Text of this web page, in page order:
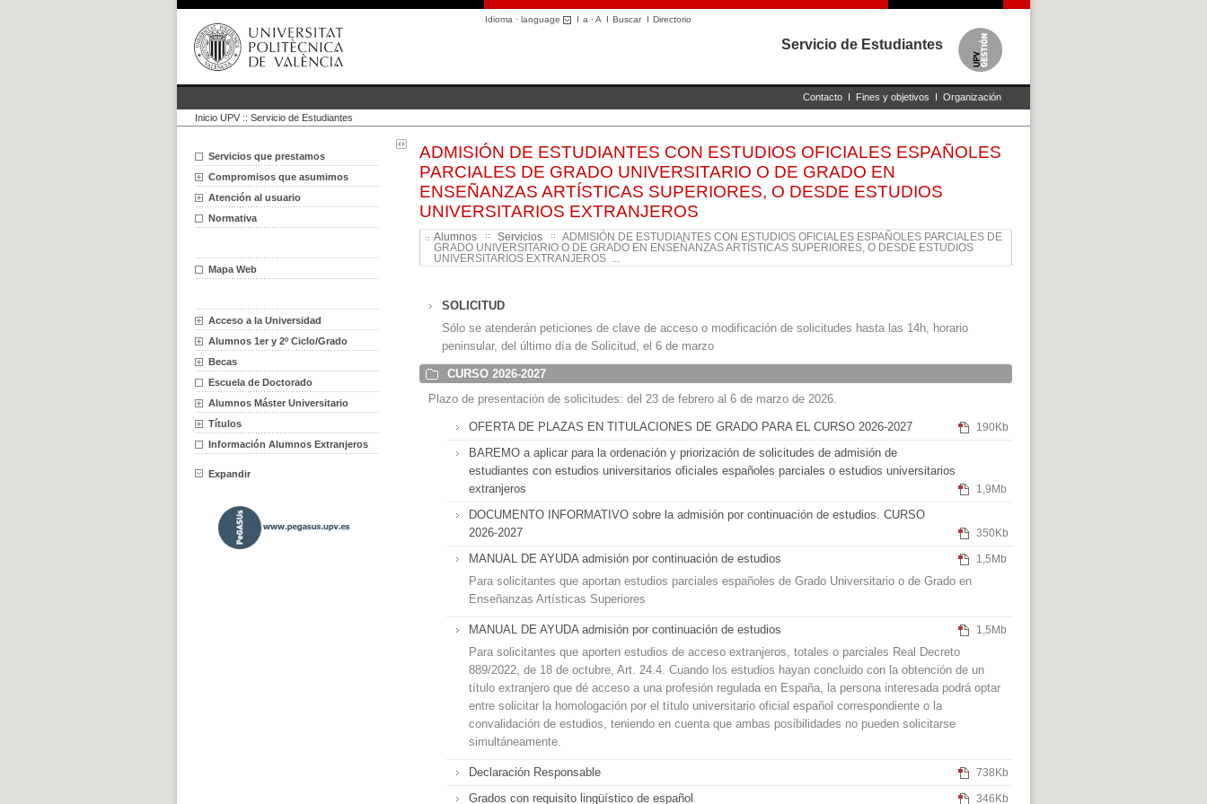
Idioma · language I a ·A I BuscarI Directorio
Servicio de Estudiantes
Contacto I Fines y objetivos I Organización
Inicio UPV :: Servicio de Estudiantes
Servicios que prestamos
Compromisos que asumimos
Atención al usuario
Normativa
Mapa Web
Acceso a la Universidad
Alumnos 1er y 2º Ciclo/Grado
Becas
Escuela de Doctorado
Alumnos Máster Universitario
Títulos
Información Alumnos Extranjeros
Expandir
ADMISIÓN DE ESTUDIANTES CON ESTUDIOS OFICIALES ESPAÑOLES
PARCIALES DE GRADO UNIVERSITARIO O DE GRADO EN
ENSEÑANZAS ARTÍSTICAS SUPERIORES, O DESDE ESTUDIOS
UNIVERSITARIOS EXTRANJEROS
Alumnos Servicios
ADMISIÓN DE ESTUDIANTES CON ESTUDIOS OFICIALES ESPAÑOLES PARCIALES DE
GRADO UNIVERSITARIO O DE GRADO EN ENSEÑANZAS ARTÍSTICAS SUPERIORES, O DESDE ESTUDIOS
UNIVERSITARIOS EXTRANJEROS ...
SOLICITUD
Sólo se atenderán peticiones de clave de acceso o modificación de solicitudes hasta las 14h, horario
peninsular, del último día de Solicitud, el 6 de marzo
CURSO 2026-2027
Plazo de presentación de solicitudes: del 23 de febrero al 6 de marzo de 2026.
OFERTA DE PLAZAS EN TITULACIONES DE GRADO PARA EL CURSO 2026-2027 190Kb
BAREMO a aplicar para la ordenación y priorización de solicitudes de admisión de
estudiantes con estudios universitarios oficiales españoles parciales o estudios universitarios
extranjeros
1,9Mb
DOCUMENTO INFORMATIVO sobre la admisión por continuación de estudios. CURSO
2026-2027
350Kb
MANUAL DE AYUDA admisión por continuación de estudios 1,5Mb
Para solicitantes que aportan estudios parciales españoles de Grado Universitario o de Grado en
Enseñanzas Artísticas Superiores
MANUAL DE AYUDA admisión por continuación de estudios 1,5Mb
Para solicitantes que aporten estudios de acceso extranjeros, totales o parciales Real Decreto
889/2022, de 18 de octubre, Art. 24.4. Cuando los estudios hayan concluido con la obtención de un
título extranjero que dé acceso a una profesión regulada en España, la persona interesada podrá optar
entre solicitar la homologación por el título universitario oficial español correspondiente o la
convalidación de estudios, teniendo en cuenta que ambas posibilidades no pueden solicitarse
simultáneamente.
Declaración Responsable 738Kb
Grados con requisito lingüístico de español 346Kb